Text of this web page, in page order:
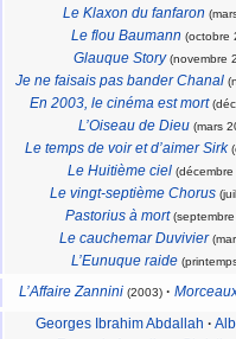
Le Klaxon du fanfaron
Le flou Baumann (octobre
Glauque Story (novembre
Je ne faisais pas bander Chanal
En 2003, le cinéma est mort
L’Oiseau de Dieu (mars
Le temps de voir et d’aimer Sirk
Le Huitième ciel
Le vingt-septième Chorus
Pastorius à mort
Le cauchemar Duvivier
L’Eunuque raide
L’Affaire Zannini (2003) ·
Georges Ibrahim Abdallah ·